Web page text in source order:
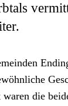
waren die